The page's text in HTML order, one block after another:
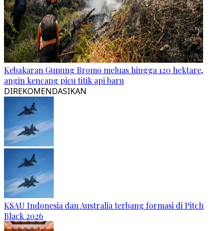
Kebakaran Gunung Bromo meluas hingga 120 hektare,
angin kencang picu titik api baru
DIREKOMENDASIKAN
KSAU Indonesia dan Australia terbang formasi di Pitch
Black 2026